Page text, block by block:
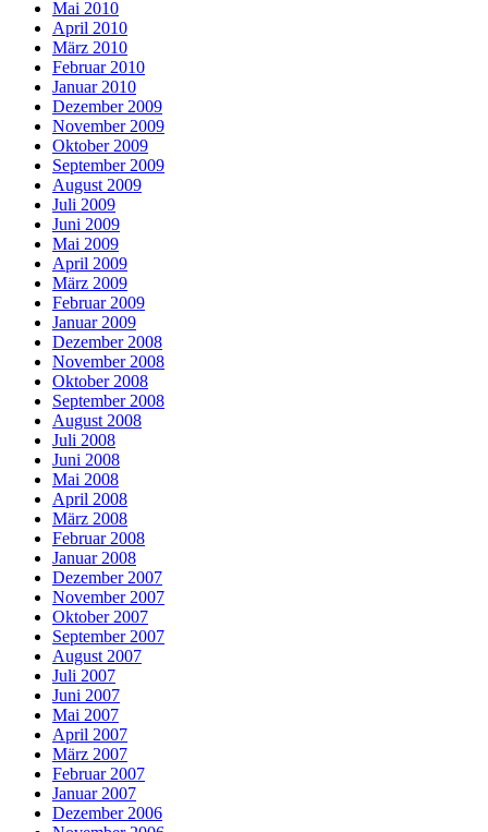
Mai 2010
April 2010
März 2010
Februar 2010
Januar 2010
Dezember 2009
November 2009
Oktober 2009
September 2009
August 2009
Juli 2009
Juni 2009
Mai 2009
April 2009
März 2009
Februar 2009
Januar 2009
Dezember 2008
November 2008
Oktober 2008
September 2008
August 2008
Juli 2008
Juni 2008
Mai 2008
April 2008
März 2008
Februar 2008
Januar 2008
Dezember 2007
November 2007
Oktober 2007
September 2007
August 2007
Juli 2007
Juni 2007
Mai 2007
April 2007
März 2007
Februar 2007
Januar 2007
Dezember 2006